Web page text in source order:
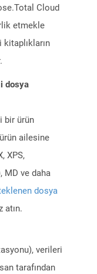
Cloud
etmekle
kitaplıkların
dosya
bir ürün
ailesine
XPS,
MD ve daha
dosya
atın.
verileri
tarafından